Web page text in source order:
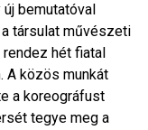
bemutatóval
társulat művészeti
hét fiatal
A közös munkát
a koreográfust
tegye meg a